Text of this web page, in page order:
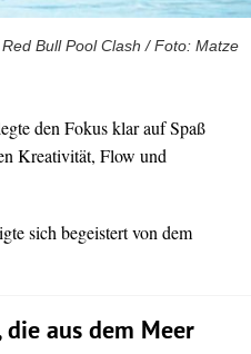
Bull Pool Clash / Foto: Matze
den Fokus klar auf Spaß
Kreativität, Flow und
sich begeistert von dem
die aus dem Meer